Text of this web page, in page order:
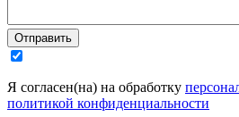
Отправить
Я согласен(на) на обработку
политикой конфиденциальности